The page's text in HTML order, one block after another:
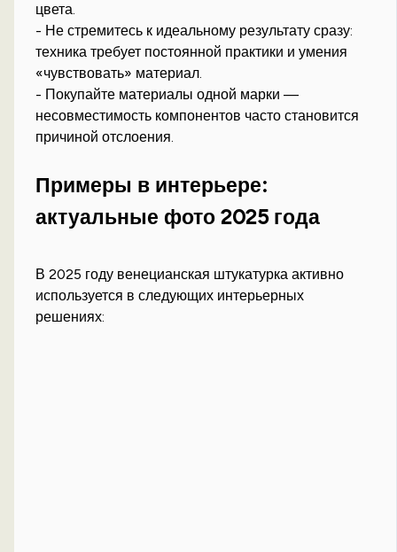
цвета.
- Не стремитесь к идеальному результату сразу:
техника требует постоянной практики и умения
«чувствовать» материал.
- Покупайте материалы одной марки —
несовместимость компонентов часто становится
причиной отслоения.
Примеры в интерьере:
актуальные фото 2025 года
В 2025 году венецианская штукатурка активно
используется в следующих интерьерных
решениях: